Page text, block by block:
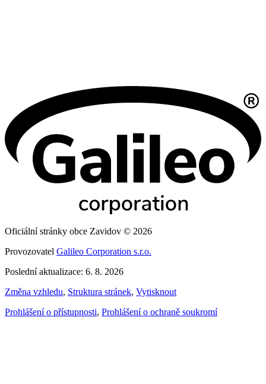
Oficiální stránky obce Zavidov © 2026
Provozovatel Galileo Corporation s.r.o.
Poslední aktualizace: 6. 8. 2026
Změna vzhledu, Struktura stránek, Vytisknout
Prohlášení o přístupnosti, Prohlášení o ochraně soukromí